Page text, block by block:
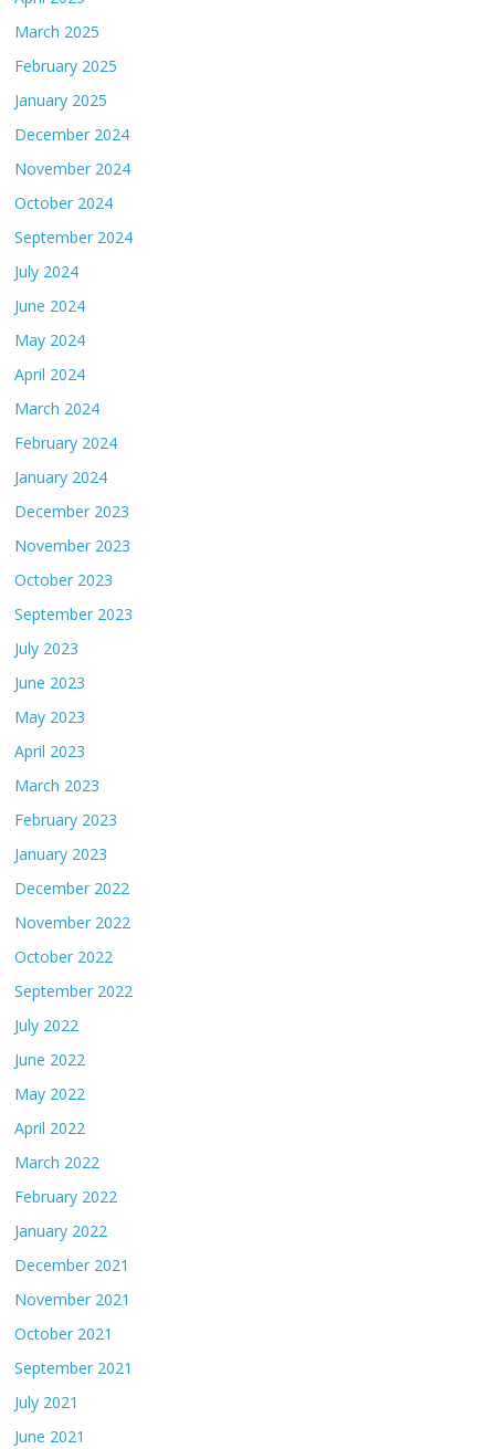
March 2025
February 2025
January 2025
December 2024
November 2024
October 2024
September 2024
July 2024
June 2024
May 2024
April 2024
March 2024
February 2024
January 2024
December 2023
November 2023
October 2023
September 2023
July 2023
June 2023
May 2023
April 2023
March 2023
February 2023
January 2023
December 2022
November 2022
October 2022
September 2022
July 2022
June 2022
May 2022
April 2022
March 2022
February 2022
January 2022
December 2021
November 2021
October 2021
September 2021
July 2021
June 2021